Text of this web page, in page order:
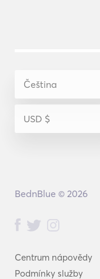
Centrum nápovědy
Podmínky služby
BednBlue © 2026